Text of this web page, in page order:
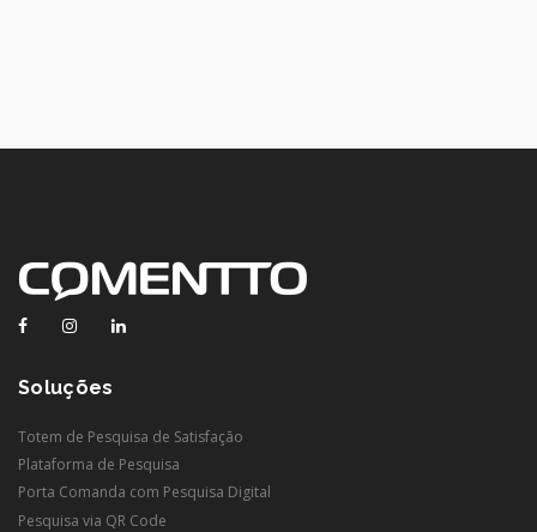
FacebookInstagram
Soluções
Totem de Pesquisa de Satisfação
Plataforma de Pesquisa
Porta Comanda com Pesquisa Digital
Pesquisa via QR Code